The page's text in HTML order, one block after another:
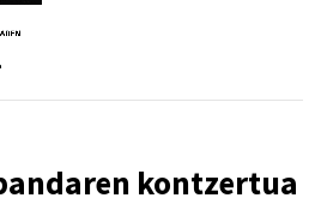
kontzertua